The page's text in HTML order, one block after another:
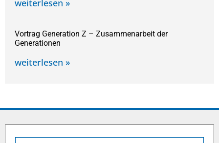
weiterlesen »
Vortrag Generation Z – Zusammenarbeit der
Generationen
weiterlesen »